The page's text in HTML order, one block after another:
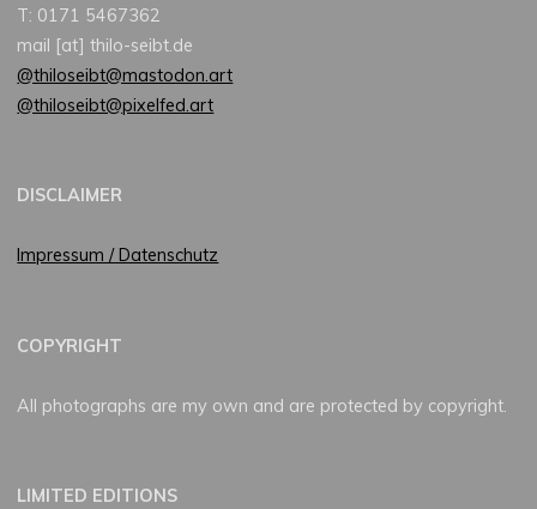
T: 0171 5467362
mail [at] thilo-seibt.de
@thiloseibt@mastodon.art
@thiloseibt@pixelfed.art
DISCLAIMER
Impressum / Datenschutz
COPYRIGHT
All photographs are my own and are protected by copyright.
LIMITED EDITIONS